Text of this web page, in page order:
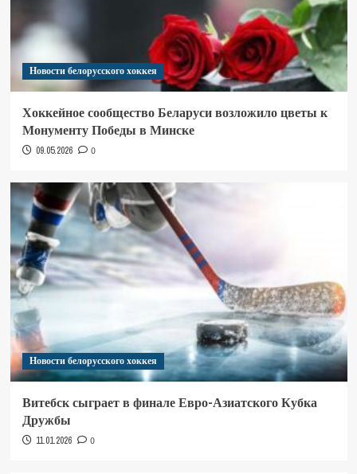
Новости белорусского хоккея
Хоккейное сообщество Беларуси возложило цветы к
Монументу Победы в Минске
09.05.2026 0
Новости белорусского хоккея
Витебск сыграет в финале Евро-Азиатского Кубка
Дружбы
11.01.2026 0